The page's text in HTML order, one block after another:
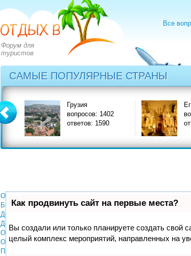
Форум для
туристов
Все
САМЫЕ ПОПУЛЯРНЫЕ СТРАНЫ
Грузия
вопросов: 1402
ответов: 1590
Отели
Билеты
Деньги
Документы
Общие вопросы
Отдых и туризм
Пмж
Как продвинуть сайт на первые места?
Вы создали или только планируете создать свой
целый комплекс мероприятий, направленных на